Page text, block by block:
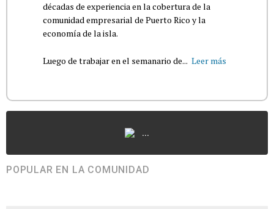
décadas de experiencia en la cobertura de la
comunidad empresarial de Puerto Rico y la
economía de la isla.
Luego de trabajar en el semanario de... Leer más
...
POPULAR EN LA COMUNIDAD